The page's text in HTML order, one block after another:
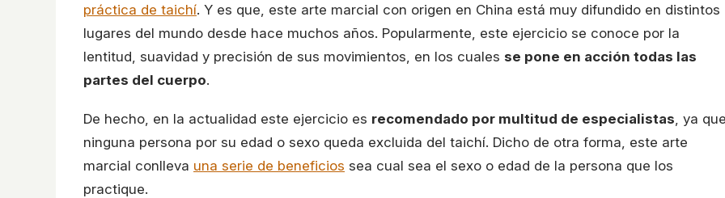
práctica de taichí. Y es que, este arte marcial con origen en China está muy difundido en distintos
lugares del mundo desde hace muchos años. Popularmente, este ejercicio se conoce por la
lentitud, suavidad y precisión de sus movimientos, en los cuales se pone en acción todas las
partes del cuerpo.
De hecho, en la actualidad este ejercicio es recomendado por multitud de especialistas , ya que
ninguna persona por su edad o sexo queda excluida del taichí. Dicho de otra forma, este arte
marcial conlleva una serie de beneficios sea cual sea el sexo o edad de la persona que los
practique.